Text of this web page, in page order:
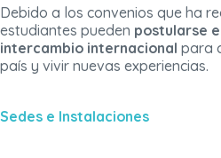
Debido a los convenios que ha
estudiantes pueden postularse
intercambio internacional para
país y vivir nuevas experiencias.
Sedes e Instalaciones